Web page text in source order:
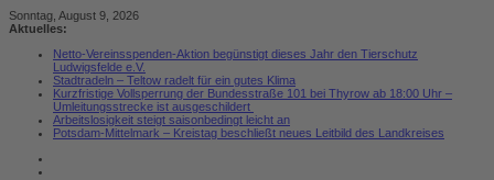
Zum
Inhalt
Sonntag, August 9, 2026
Aktuelles:
Netto-Vereinsspenden-Aktion begünstigt dieses Jahr den Tierschutz
Ludwigsfelde e.V.
Stadtradeln – Teltow radelt für ein gutes Klima
Kurzfristige Vollsperrung der Bundesstraße 101 bei Thyrow ab 18:00 Uhr –
Umleitungsstrecke ist ausgeschildert
Arbeitslosigkeit steigt saisonbedingt leicht an
Potsdam-Mittelmark – Kreistag beschließt neues Leitbild des Landkreises